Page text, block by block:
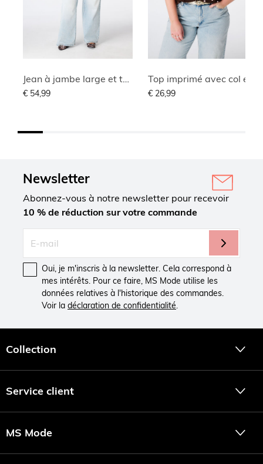
€ 54,99 € 26,99
Newsletter
Abonnez-vous à notre newsletter pour recevoir
10 % de réduction sur votre commande
Oui, je m'inscris à la newsletter. Cela correspond à
mes intérêts. Pour ce faire, MS Mode utilise les
données relatives à l'historique des commandes.
Voir la déclaration de confidentialité
Collection
Service client
MS Mode